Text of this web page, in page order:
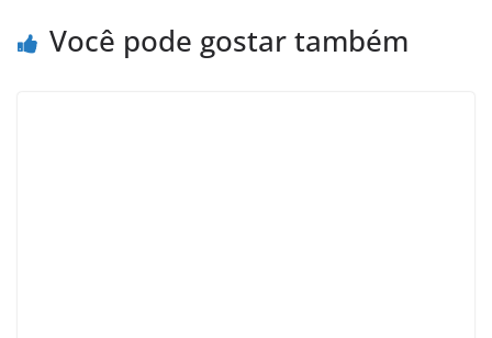
t
Você pode gostar também